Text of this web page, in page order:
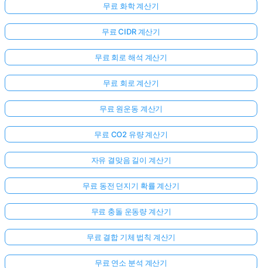
무료 화학 계산기
무료 CIDR 계산기
무료 회로 해석 계산기
무료 회로 계산기
무료 원운동 계산기
무료 CO2 유량 계산기
자유 결맞음 길이 계산기
무료 동전 던지기 확률 계산기
무료 충돌 운동량 계산기
무료 결합 기체 법칙 계산기
무료 연소 분석 계산기